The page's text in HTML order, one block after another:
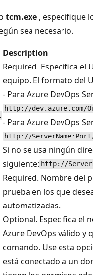
tcm.exe , especifique
sea necesario.
Description
Required. Especifica el
equipo. El formato del
- Para Azure DevOps
http://dev.azure.com/
- Para Azure DevOps
http://
Si no se usa ningún
siguiente: http://
Required. Nombre del
prueba en los que
automatizadas.
Optional. Especifica el
Azure DevOps válido y
comando. Use esta
está conectado a un